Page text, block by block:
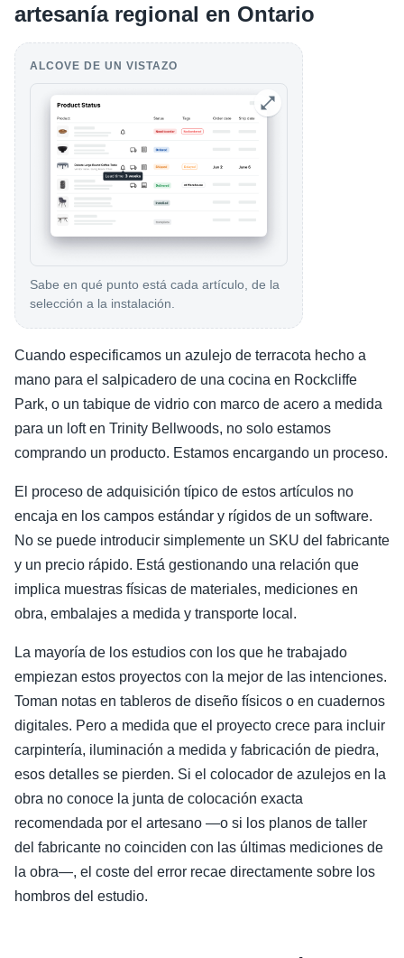
artesanía regional en Ontario
ALCOVE DE UN VISTAZO
Sabe en qué punto está cada artículo, de la
selección a la instalación.
Cuando especificamos un azulejo de terracota hecho a
mano para el salpicadero de una cocina en Rockcliffe
Park, o un tabique de vidrio con marco de acero a medida
para un loft en Trinity Bellwoods, no solo estamos
comprando un producto. Estamos encargando un proceso.
El proceso de adquisición típico de estos artículos no
encaja en los campos estándar y rígidos de un software.
No se puede introducir simplemente un SKU del fabricante
y un precio rápido. Está gestionando una relación que
implica muestras físicas de materiales, mediciones en
obra, embalajes a medida y transporte local.
La mayoría de los estudios con los que he trabajado
empiezan estos proyectos con la mejor de las intenciones.
Toman notas en tableros de diseño físicos o en cuadernos
digitales. Pero a medida que el proyecto crece para incluir
carpintería, iluminación a medida y fabricación de piedra,
esos detalles se pierden. Si el colocador de azulejos en la
obra no conoce la junta de colocación exacta
recomendada por el artesano —o si los planos de taller
del fabricante no coinciden con las últimas mediciones de
la obra—, el coste del error recae directamente sobre los
hombros del estudio.